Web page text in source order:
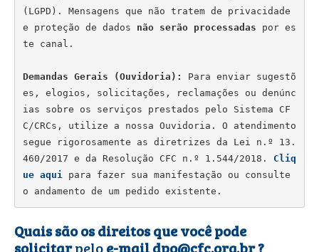
(LGPD). Mensagens que não tratem de privacidade
e proteção de dados não serão processadas por es
te canal.
Demandas Gerais (Ouvidoria):
Para enviar sugestõ
es, elogios, solicitações, reclamações ou denúnc
ias sobre os serviços prestados pelo Sistema CF
C/CRCs, utilize a nossa Ouvidoria. O atendimento
segue rigorosamente as diretrizes da Lei n.º 13.
460/2017 e da Resolução CFC n.º 1.544/2018.
Cliq
ue aqui para fazer sua manifestação ou consulte
o andamento de um pedido existente.
Quais são os direitos que você pode
solicitarpeloe-maildpo@cfc.org.br?